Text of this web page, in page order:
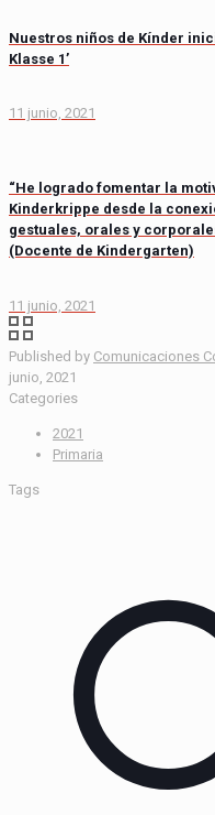
Nuestros niños de Kínder
Klasse 1’
11 junio, 2021
“He logrado fomentar la
Kinderkrippe desde la
gestuales, orales y
(Docente de Kindergarten)
11 junio, 2021
Published by Comunicaciones
junio, 2021
Categories
2021
Primaria
Tags